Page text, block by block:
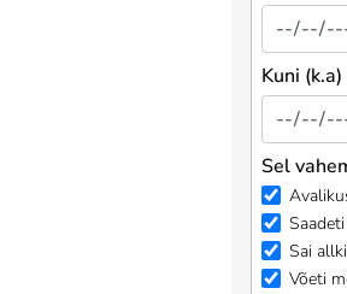
Kuni (k.a)
Sel
Sai
Võeti